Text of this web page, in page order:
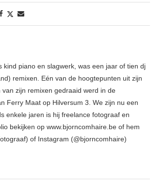
kind piano en slagwerk, was een jaar of tien dj
remixen. Eén van de hoogtepunten uit zijn
zijn remixen gedraaid werd in de
Ferry Maat op Hilversum 3. We zijn nu een
enkele jaren is hij freelance fotograaf en
bekijken op www.bjorncomhaire.be of hem
of Instagram (@bjorncomhaire)